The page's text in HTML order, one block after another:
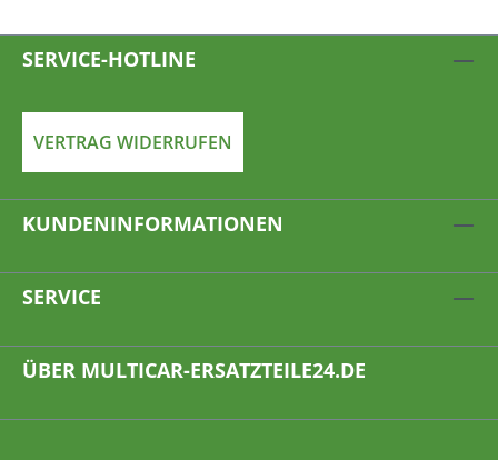
SERVICE-HOTLINE
VERTRAG WIDERRUFEN
KUNDENINFORMATIONEN
SERVICE
ÜBER MULTICAR-ERSATZTEILE24.DE